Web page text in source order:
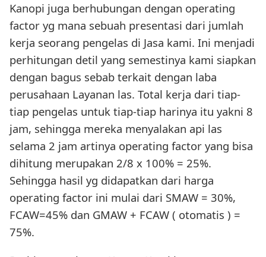
Kanopi juga berhubungan dengan operating
factor yg mana sebuah presentasi dari jumlah
kerja seorang pengelas di Jasa kami. Ini menjadi
perhitungan detil yang semestinya kami siapkan
dengan bagus sebab terkait dengan laba
perusahaan Layanan las. Total kerja dari tiap-
tiap pengelas untuk tiap-tiap harinya itu yakni 8
jam, sehingga mereka menyalakan api las
selama 2 jam artinya operating factor yang bisa
dihitung merupakan 2/8 x 100% = 25%.
Sehingga hasil yg didapatkan dari harga
operating factor ini mulai dari SMAW = 30%,
FCAW=45% dan GMAW + FCAW ( otomatis ) =
75%.